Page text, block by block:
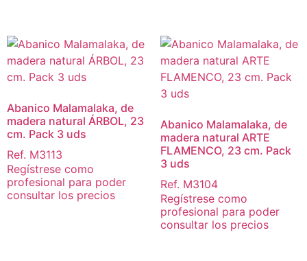
Abanico Malamalaka, de
madera natural ÁRBOL, 23
cm. Pack 3 uds
Ref. M3113
Regístrese como
profesional para poder
consultar los precios
Abanico Malamalaka, de
madera natural ARTE
FLAMENCO, 23 cm. Pack
3 uds
Ref. M3104
Regístrese como
profesional para poder
consultar los precios